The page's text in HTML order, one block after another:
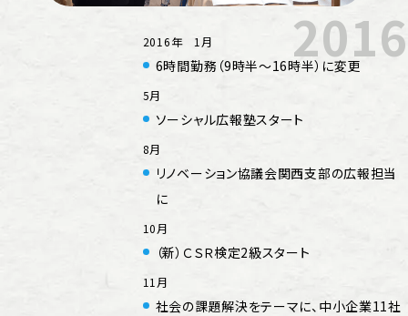
2016
2016年 1月
6時間勤務（9時半～16時半）に変更
5月
ソーシャル広報塾スタート
8月
リノベーション協議会関西支部の広報担当
に
10月
（新）ＣＳＲ検定2級スタート
11月
社会の課題解決をテーマに、中小企業11社